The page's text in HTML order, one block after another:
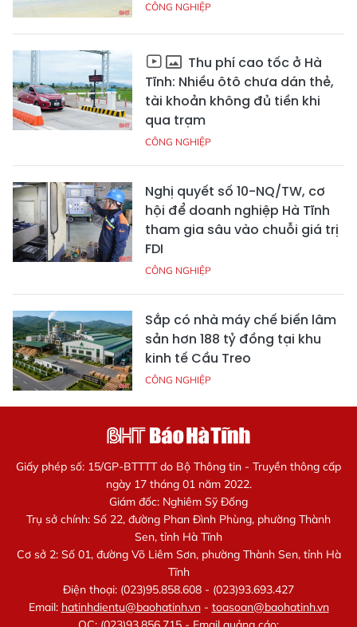
CÔNG NGHIỆP
Thu phí cao tốc ở Hà
Tĩnh: Nhiều ôtô chưa dán thẻ,
tài khoản không đủ tiền khi
qua trạm
CÔNG NGHIỆP
Nghị quyết số 10-NQ/TW, cơ
hội để doanh nghiệp Hà Tĩnh
tham gia sâu vào chuỗi giá trị
FDI
CÔNG NGHIỆP
Sắp có nhà máy chế biến lâm
sản hơn 188 tỷ đồng tại khu
kinh tế Cầu Treo
CÔNG NGHIỆP
Giấy phép số: 15/GP-BTTTT do Bộ Thông tin - Truyền thông cấp
ngày 17 tháng 01 năm 2022.
Giám đốc: Nghiêm Sỹ Đống
Trụ sở chính: Số 22, đường Phan Đình Phùng, phường Thành
Sen, tỉnh Hà Tĩnh
Cơ sở 2: Số 01, đường Võ Liêm Sơn, phường Thành Sen, tỉnh Hà
Tĩnh
Điện thoại: (023)95.858.608 - (023)93.693.427
Email: hatinhdientu@baohatinh.vn- toasoan@baohatinh.vn